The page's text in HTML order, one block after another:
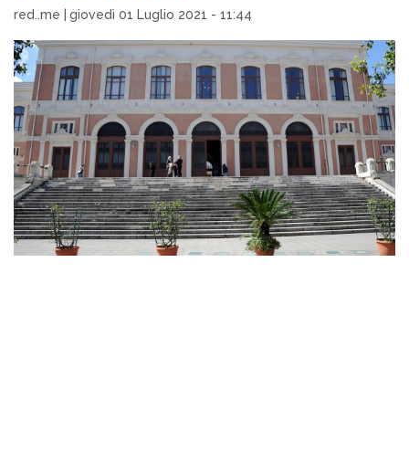
red..me giovedì 01 Luglio 2021 - 11:44